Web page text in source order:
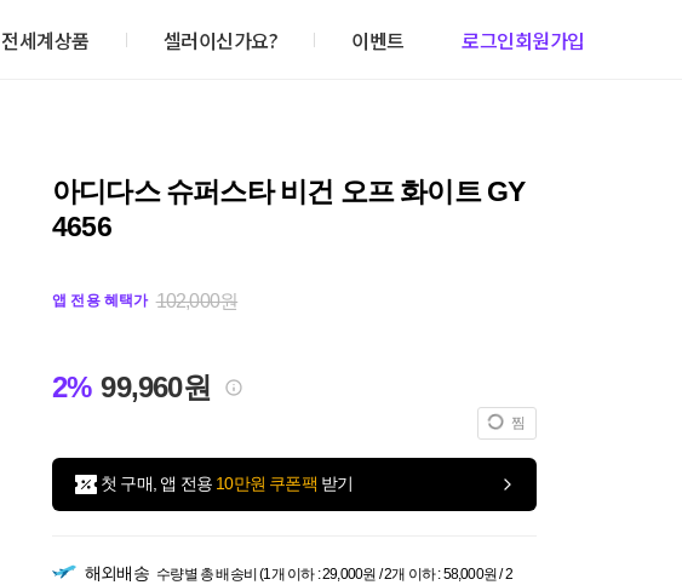
전세계상품 셀러이신가요? 이벤트 로그인회원가입
아디다스 슈퍼스타 비건 오프 화이트 GY
4656
앱 전용 혜택가 102,000원
2% 99,960원
찜
첫 구매, 앱 전용 10만원 쿠폰팩 받기
해외배송 수량별 총 배송비 (1개 이하 : 29,000원 / 2개 이하 : 58,000원 / 2